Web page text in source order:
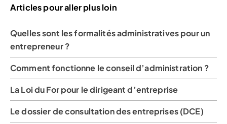
Articles pour aller plus loin
Quelles sont les formalités administratives pour un
entrepreneur ?
Comment fonctionne le conseil d’administration ?
La Loi du For pour le dirigeant d’entreprise
Le dossier de consultation des entreprises (DCE)